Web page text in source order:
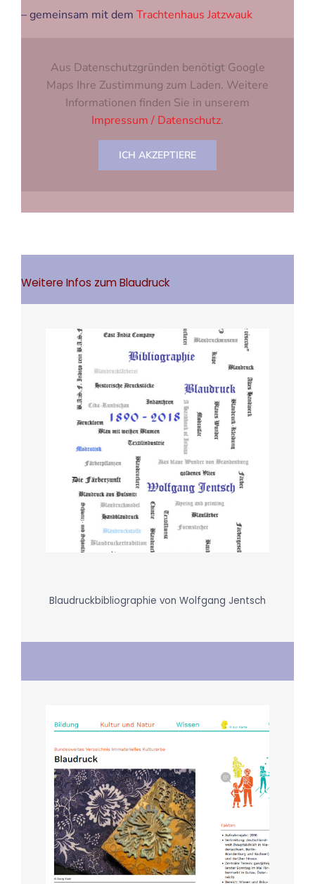
– gemeinsam mit dem Trachtenhaus Jatzwauk
Aus Datenschutzgründen benötigt Google
Maps Ihre Zustimmung zum Laden. Weitere
Informationen finden Sie in unserem
Impressum / Datenschutz.
ICH AKZEPTIERE
Weitere Infos zum Blaudruck
Blaudruckbibliographie von Wolfgang Jentsch